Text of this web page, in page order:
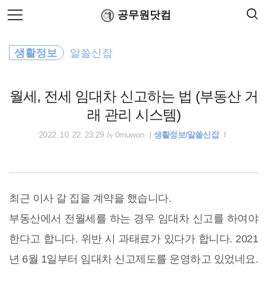
본
문
바
로
공무원닷컴
월세, 전세 임대차 신고하는 법 (부동산 거
래 관리 시스템)
생활정보 알쓸신잡
2022. 10. 22. 23:29 by0muwon 생활정보/알쓸신잡
최근 이사 갈 집을 계약을 했습니다.
부동산에서 전월세를 하는 경우 임대차 신고를 하여야
한다고 합니다. 위반 시 과태료가 있다가 합니다. 2021
년 6월 1일부터 임대차 신고제도를 운영하고 있었네요.
검
색
공무원 봉급표
홈택스
적격심사
24절기
고용노동부
지방세